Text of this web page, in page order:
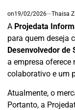
on19/02/2026 Thaisa
A Projedata
para quem deseja
Desenvolvedor de
a empresa oferece
colaborativo e um
Atualmente, o
Portanto, a